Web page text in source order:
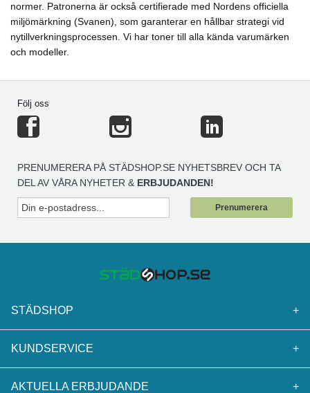
normer. Patronerna är också certifierade med Nordens officiella
miljömärkning (Svanen), som garanterar en hållbar strategi vid
nytillverkningsprocessen. Vi har toner till alla kända varumärken
och modeller.
Följ oss
PRENUMERERA PÅ STÄDSHOP.SE NYHETSBREV OCH TA
DEL AV VÅRA NYHETER & ERBJUDANDEN!
Prenumerera
STÄDSHOP +
KUNDSERVICE +
AKTUELLA ERBJUDANDE +